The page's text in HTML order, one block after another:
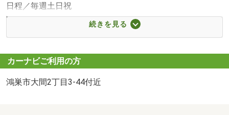
300m・徒歩4分）
■【幼稚園・保育園】エンゼル幼稚園（約400m・徒歩5
歩7分）
■【病院】わたまクリニック（約670m・徒歩9分）
■【スーパー】FOOD OFFストッカー 鴻巣店（約790m・徒
日程／毎週土日祝
時間／10:00～20:00
◆◇◆━━━━━━━━━━━━━━━━━━◆◇◆
現地見学会
日程／毎週土日祝
時間／10:00～20:00
続きを見る
カーナビご利用の方
鴻巣市大間2丁目3-44付近